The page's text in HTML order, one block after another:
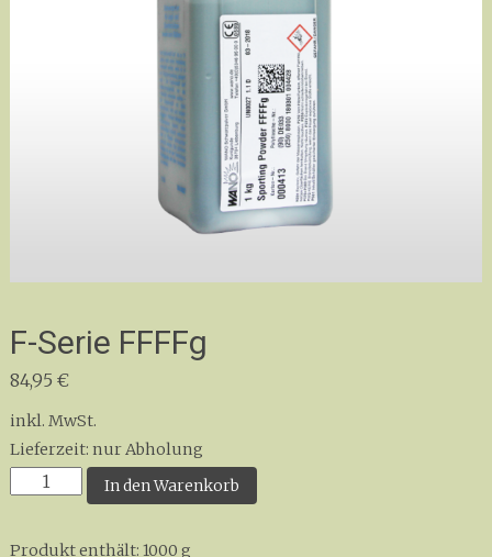
F-Serie FFFFg
84,95 €
inkl. MwSt.
Lieferzeit: nur Abholung
In den Warenkorb
Produkt enthält: 1000 g